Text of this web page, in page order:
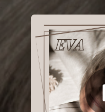
You're all set!